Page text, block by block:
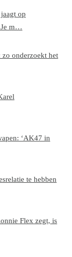
op
m…
zo onderzoekt het
‘AK47 in
te hebben
Flex zegt, is